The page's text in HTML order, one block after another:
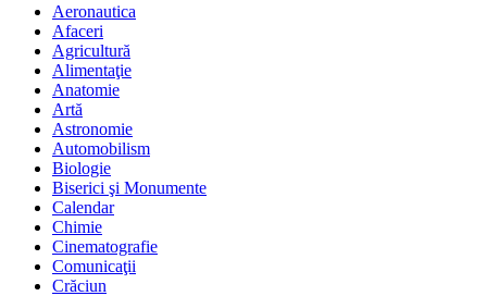
Aeronautica
Afaceri
Agricultură
Alimentaţie
Anatomie
Artă
Astronomie
Automobilism
Biologie
Biserici şi Monumente
Calendar
Chimie
Cinematografie
Comunicaţii
Crăciun